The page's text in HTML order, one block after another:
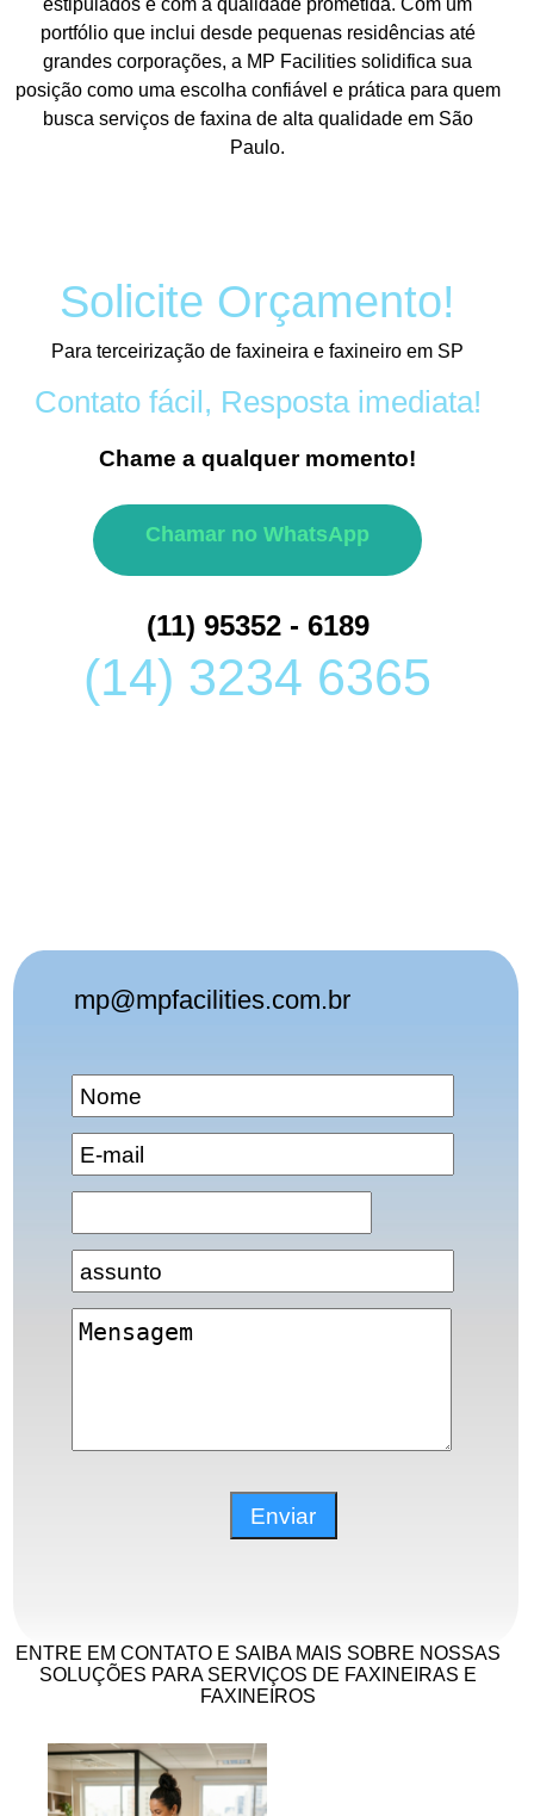
portfólio que inclui desde pequenas residências até
grandes corporações, a MP Facilities solidifica sua
posição como uma escolha confiável e prática para quem
busca serviços de faxina de alta qualidade em São
Paulo.
Solicite Orçamento!
Para terceirização de faxineira e faxineiro em SP
Contato fácil, Resposta imediata!
Chame a qualquer momento!
Chamar no WhatsApp
(11) 95352 - 6189
(14) 3234 6365
mp@mpfacilities.com.br
ENTRE EM CONTATO E SAIBA MAIS SOBRE NOSSAS
SOLUÇÕES PARA SERVIÇOS DE FAXINEIRAS E
FAXINEIROS